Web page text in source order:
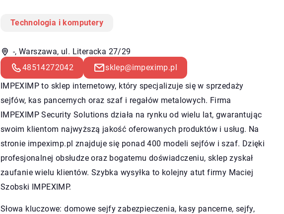
Technologia i komputery
-, Warszawa, ul. Literacka 27/29
48514272042
sklep@impeximp.pl
IMPEXIMP to sklep internetowy, który specjalizuje się w sprzedaży
sejfów, kas pancernych oraz szaf i regałów metalowych. Firma
IMPEXIMP Security Solutions działa na rynku od wielu lat, gwarantując
swoim klientom najwyższą jakość oferowanych produktów i usług. Na
stronie impeximp.pl znajduje się ponad 400 modeli sejfów i szaf. Dzięki
profesjonalnej obsłudze oraz bogatemu doświadczeniu, sklep zyskał
zaufanie wielu klientów. Szybka wysyłka to kolejny atut firmy Maciej
Szobski IMPEXIMP.
Słowa kluczowe:domowe sejfy zabezpieczenia, kasy pancerne, sejfy,